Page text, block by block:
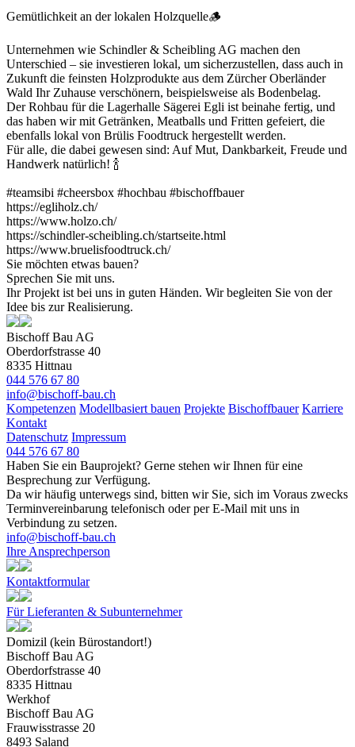
Gemütlichkeit an der lokalen Holzquelle🪵
Unternehmen wie Schindler & Scheibling AG machen den
Unterschied – sie investieren lokal, um sicherzustellen, dass auch in
Zukunft die feinsten Holzprodukte aus dem Zürcher Oberländer
Wald Ihr Zuhause verschönern, beispielsweise als Bodenbelag.
Der Rohbau für die Lagerhalle Sägerei Egli ist beinahe fertig, und
das haben wir mit Getränken, Meatballs und Fritten gefeiert, die
ebenfalls lokal von Brülis Foodtruck hergestellt werden.
Für alle, die dabei gewesen sind: Auf Mut, Dankbarkeit, Freude und
Handwerk natürlich! 🍾
#teamsibi #cheersbox #hochbau #bischoffbauer
https://egliholz.ch/
https://www.holzo.ch/
https://schindler-scheibling.ch/startseite.html
https://www.bruelisfoodtruck.ch/
Sie möchten etwas bauen?
Sprechen Sie mit uns.
Ihr Projekt ist bei uns in guten Händen. Wir begleiten Sie von der
Idee bis zur Realisierung.
Bischoff Bau AG
Oberdorfstrasse 40
8335 Hittnau
044 576 67 80
info@bischoff-bau.ch
Kompetenzen Modellbasiert bauen Projekte Bischoffbauer Karriere
Kontakt
Datenschutz Impressum
044 576 67 80
Haben Sie ein Bauprojekt? Gerne stehen wir Ihnen für eine
Besprechung zur Verfügung.
Da wir häufig unterwegs sind, bitten wir Sie, sich im Voraus zwecks
Terminvereinbarung telefonisch oder per E‐Mail mit uns in
Verbindung zu setzen.
info@bischoff-bau.ch
Ihre Ansprechperson
Kontaktformular
Für Lieferanten & Subunternehmer
Domizil (kein Bürostandort!)
Bischoff Bau AG
Oberdorfstrasse 40
8335 Hittnau
Werkhof
Bischoff Bau AG
Frauwisstrasse 20
8493 Saland